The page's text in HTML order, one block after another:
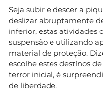
Seja subir e descer a
deslizar abruptamente
inferior, estas atividades
suspensão e utilizando
material de proteção.
escolhe estes destinos
terror inicial, é
de liberdade.